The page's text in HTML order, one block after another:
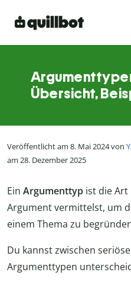
Übersicht,
Veröffentlicht am 8. Mai 2024 von
am 28. Dezember 2025
Ein Argumenttyp ist die Art
Argument vermittelst, um
einem Thema zu
Du kannst zwischen
Argumenttypen